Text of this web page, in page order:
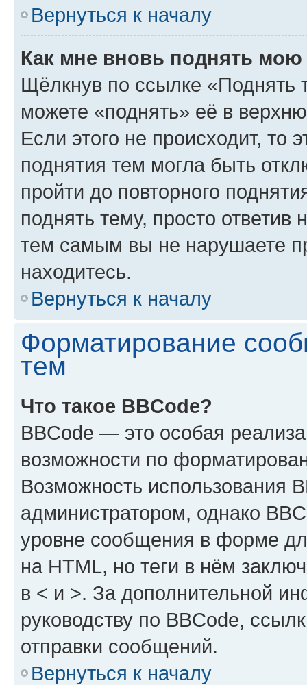
Вернуться к началу
Как мне вновь поднять мою
Щёлкнув по ссылке «Поднять
можете «поднять» её в
Если этого не происходит, то
поднятия тем могла быть
пройти до повторного
поднять тему, просто ответив
тем самым вы не нарушаете
находитесь.
Вернуться к началу
Форматирование
тем
Что такое BBCode?
BBCode — это особая
возможности по
Возможность использования
администратором, однако
уровне сообщения в форме
на HTML, но теги в нём
в < и >. За дополнительной
руководству по BBCode,
отправки сообщений.
Вернуться к началу